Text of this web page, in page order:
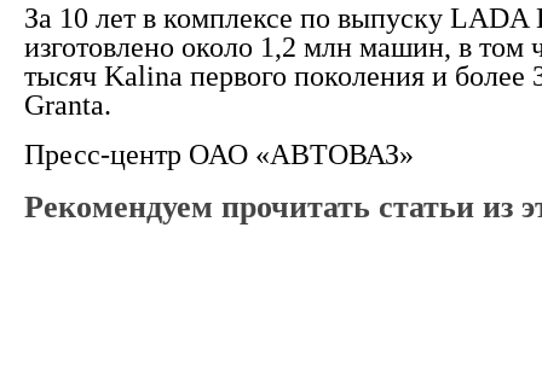
За 10 лет в комплексе по выпуску LADA
изготовлено около 1,2 млн машин, в том
тысяч Kalina первого поколения и
Granta.
Пресс-центр ОАО «АВТОВАЗ»
Рекомендуем прочитать статьи из